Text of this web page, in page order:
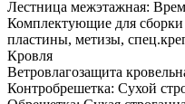
Лестница межэтажная:
Комплектующие для
пластины, метизы,
Кровля
Ветровлагозащита
Контробрешетка: Сухой